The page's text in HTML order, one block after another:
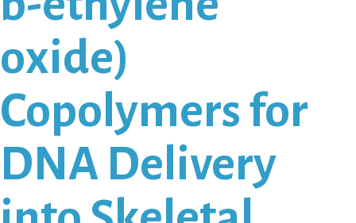
oxide)
Copolymers for
DNA Delivery